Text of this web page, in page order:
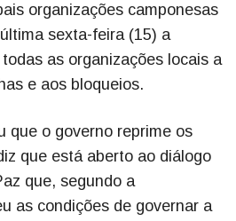
organizações camponesas
sexta-feira (15) a
as organizações locais a
e aos bloqueios.
que o governo reprime os
que está aberto ao diálogo
que, segundo a
as condições de governar a